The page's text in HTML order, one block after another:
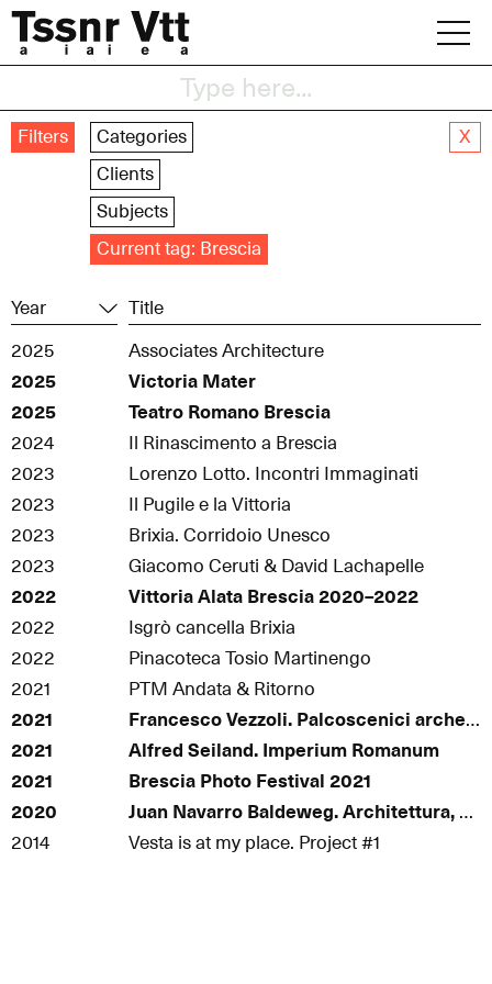
content
Archive
Office
Filters
Categories
Clients
Subjects
Current tag: Brescia
X
Year
Title
2025
Associates Architecture
2025
Victoria Mater
2025
Teatro Romano Brescia
2024
Il Rinascimento a Brescia
2023
Lorenzo Lotto. Incontri Immaginati
2023
Il Pugile e la Vittoria
2023
Brixia. Corridoio Unesco
2023
Giacomo Ceruti & David Lachapelle
2022 Vittoria Alata Brescia 2020–2022
2022
Isgrò cancella Brixia
2022
Pinacoteca Tosio Martinengo
2021
PTM Andata & Ritorno
2021 Francesco Vezzoli. Palcoscenici archeologici
2021
Alfred Seiland. Imperium Romanum
2021
Brescia Photo Festival 2021
2020
Juan Navarro Baldeweg. Architettura, pittura, scultura
2014
Vesta is at my place. Project #1